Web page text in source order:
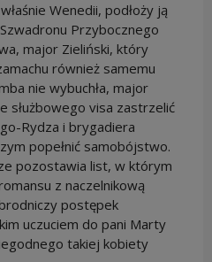
Wenedii, podłoży ją
Przybocznego
major Zieliński, który
również samemu
nie wybuchła, major
służbowego visa zastrzelić
Rydza i brygadiera
popełnić samobójstwo.
pozostawia list, w którym
z naczelnikową
postępek
uczuciem do pani Marty
takiej kobiety